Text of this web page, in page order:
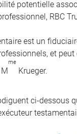
potentielle
RBC
est un
et
me
Krueger.
ci-dessous